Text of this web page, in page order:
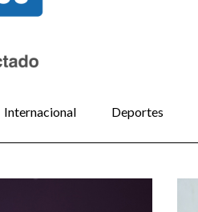
Internacional Deportes